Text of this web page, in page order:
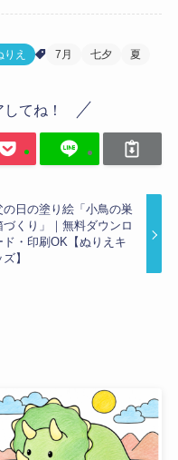
え 7月 七夕 夏
てね！
の日の塗り絵「小鳥の巣
づくり」｜無料ダウンロ
ド・印刷OK【ぬりえキ
ズ】